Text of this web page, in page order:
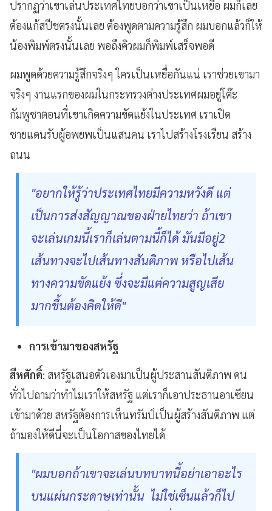
ปรากฏว่าเขาเล่นประเทศไทยบอกว่าเขาเป็นเหยื่ีอ ผมก็เลย
ต้องแก้สปีชตรงนั้นเลย ต้องพูดตามความรู้สึก ผมบอกแล้วก็ให้
น้องพิมพ์ตรงนั้นเลย พอถึงคิวผมก็พิมพ์เสร็จพอดี
ผมพูดด้วยความรู้สึกจริงๆ ใครเป็นเหยื่อกันแน่ เราช่วยเขามา
จริงๆ งานแรกของผมในกระทรวงต่างประเทศผมอยู่โต๊ะ
กัมพูชาตอนที่เขาเกิดความขัดแย้งในประเทศ เราเปิด
ชายแดนรับผู้อพยพเป็นแสนคน เราไปสร้างโรงเรียน สร้าง
ถนน
"อยากให้รู้ว่าประเทศไทยมีความหวังดี แต่
เป็นการส่งสัญญาณของฝ่ายไทยว่า ถ้าเขา
จะเล่นเกมนี้เราก็เล่นตามนี้ก็ได้ มันมีอยู่2
เส้นทางจะไปเส้นทางสันติภาพ หรือไปเส้น
ทางความขัดแย้ง ซึ่งจะมีแต่ความสูญเสีย
มากขึ้นต้องคิดให้ดี"
การเข้ามาของสหรัฐ
สีหศักดิ์: สหรัฐเสนอตัวเองมาเป็นผู้ประสานสันติภาพ คน
ทั่วไปถามว่าทำไมเราให้สหรัฐ แต่เราก็เอาประธานอาเซียน
เข้ามาด้วย สหรัฐต้องการเห็นทรัมป์เป็นผู้สร้างสันติภาพ แต่
ถ้ามองให้ดีนี่จะเป็นโอกาสของไทยได้
"ผมบอกถ้าเขาจะเล่นบทบาทนี้อย่าเอาอะไร
บนแผ่นกระดาษเท่านั้น ไม่ใช่เซ็นแล้วก็ไป